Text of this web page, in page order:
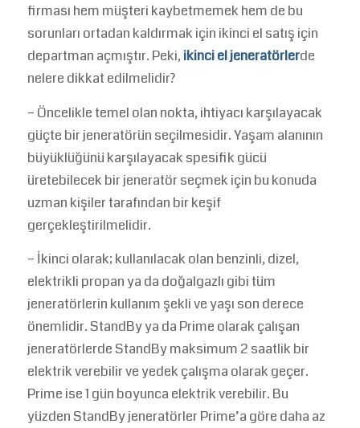
firması hem müşteri kaybetmemek hem de bu
sorunları ortadan kaldırmak için ikinci el satış için
departman açmıştır. Peki, ikinci el jeneratörlerde
nelere dikkat edilmelidir?
– Öncelikle temel olan nokta, ihtiyacı karşılayacak
güçte bir jeneratörün seçilmesidir. Yaşam alanının
büyüklüğünü karşılayacak spesifik gücü
üretebilecek bir jeneratör seçmek için bu konuda
uzman kişiler tarafından bir keşif
gerçekleştirilmelidir.
– İkinci olarak; kullanılacak olan benzinli, dizel,
elektrikli propan ya da doğalgazlı gibi tüm
jeneratörlerin kullanım şekli ve yaşı son derece
önemlidir. StandBy ya da Prime olarak çalışan
jeneratörlerde StandBy maksimum 2 saatlik bir
elektrik verebilir ve yedek çalışma olarak geçer.
Prime ise 1 gün boyunca elektrik verebilir. Bu
yüzden StandBy jeneratörler Prime’a göre daha az